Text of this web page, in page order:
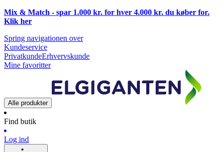
Mix & Match - spar 1.000 kr. for hver 4.000 kr. du køber for.
Klik her
Spring navigationen over
Kundeservice
PrivatkundeErhvervskunde
Mine favoritter
Alle produkter
Find butik
Log ind